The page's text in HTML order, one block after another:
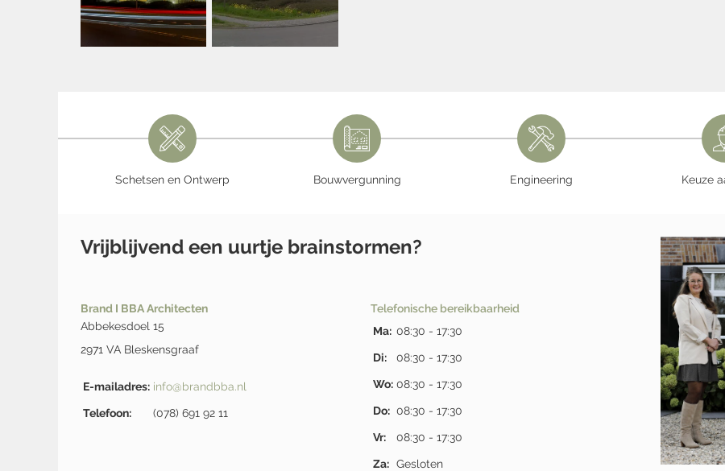
Schetsen en Ontwerp Bouwvergunning Engineering Keuze
Vrijblijvend een uurtje brainstormen?
Brand I BBA Architecten
Abbekesdoel 15
2971 VA Bleskensgraaf
E-mailadres: info@brandbba.nl
Telefoon: (078) 691 92 11
Telefonische bereikbaarheid
Ma: 08:30 - 17:30
Di: 08:30 - 17:30
Wo: 08:30 - 17:30
Do: 08:30 - 17:30
Vr: 08:30 - 17:30
Za: Gesloten